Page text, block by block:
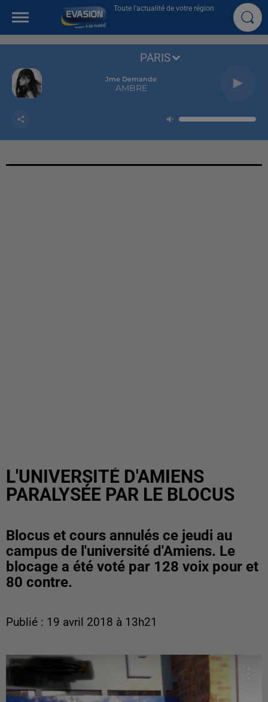
Toute l'actualité de votre région
Jme Demande
AMBRE
PARIS
L'UNIVERSITÉ D'AMIENS
PARALYSÉE PAR LE BLOCUS
Blocus et cours annulés ce jeudi au
campus de l'université d'Amiens. Le
blocage a été voté par 128 voix pour et
80 contre.
Publié : 19 avril 2018 à 13h21